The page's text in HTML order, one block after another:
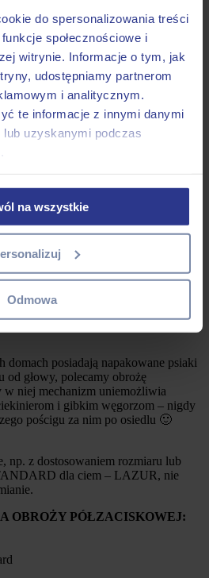
do spersonalizowania treści
społecznościowe i
witrynie. Informacje o tym, jak
udostępniamy partnerom
i analitycznym.
te informacje z innymi danymi
uzyskanymi podczas
na wszystkie
Odmowa Ćmy
posiadają napakowane psiaki
od głowy, polecamy obrożę
w niej mechanizm uniemożliwia
i gibkim węgorzom – nigdy
pościgu za nim po osiedlu 🙂
np. z dostosowaniem rozmiaru lub
dla ciem – LAZUR, nie
OBROŻY PÓŁZACISKOWEJ: